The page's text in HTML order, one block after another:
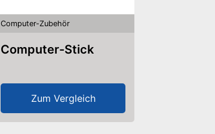
Computer-Zubehör
Computer-Stick
Zum Vergleich